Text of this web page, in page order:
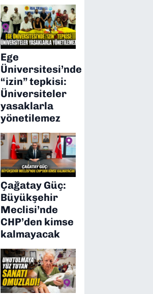
Ege
Üniversitesi’nde
“izin” tepkisi:
Üniversiteler
yasaklarla
yönetilemez
Çağatay Güç:
Büyükşehir
Meclisi’nde
CHP’den kimse
kalmayacak